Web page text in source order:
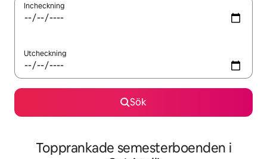
Incheckning
Utcheckning
Sök
Topprankade semesterboenden i